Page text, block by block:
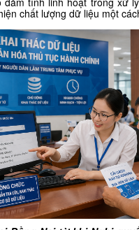
chất lượng dữ liệu một